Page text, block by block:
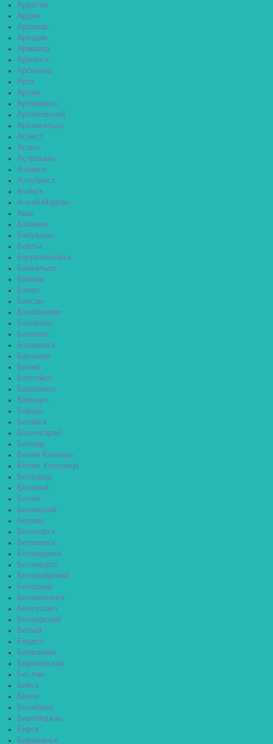
Ардатов
Ардон
Арзамас
Аркадак
Армавир
Армянск
Арсеньев
Арск
Артём
Артёмовск
Артёмовский
Архангельск
Асбест
Асино
Астрахань
Аткарск
Ахтубинск
Ачинск
Ачхой-Мартан
Аша
Бабаево
Бабушкин
Бавлы
Багратионовск
Байкальск
Баймак
Бакал
Баксан
Балабаново
Балаково
Балахна
Балашиха
Балашов
Балей
Балтийск
Барабинск
Барнаул
Барыш
Батайск
Бахчисарай
Бежецк
Белая Калитва
Белая Холуница
Белгород
Белебей
Белёв
Белинский
Белово
Белогорск
Белозерск
Белокуриха
Беломорск
Белоозёрский
Белорецк
Белореченск
Белоусово
Белоярский
Белый
Бердск
Березники
Берёзовский
Беслан
Бийск
Бикин
Билибино
Биробиджан
Бирск
Бирюсинск